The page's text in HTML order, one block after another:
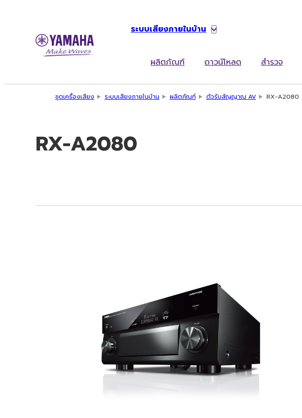
ระบบเสียงภายในบ้าน
ผลิตภัณฑ์ ดาวน์โหลด สำรวจ
ชุดเครื่องเสียง ระบบเสียงภายในบ้าน ผลิตภัณฑ์ ตัวรับสัญญาณ AV RX-A2080
RX-A2080